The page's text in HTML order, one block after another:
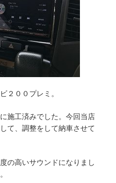
２００プレミ。
施工済みでした。今回当店
て、調整をして納車させて
の高いサウンドになりまし